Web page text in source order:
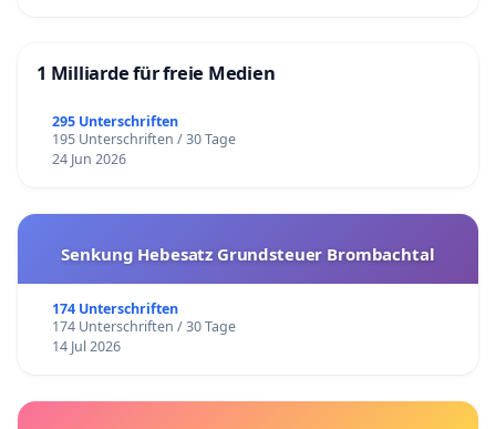
1 Milliarde für freie Medien
295 Unterschriften
195 Unterschriften / 30 Tage
24 Jun 2026
Senkung Hebesatz Grundsteuer Brombachtal
174 Unterschriften
174 Unterschriften / 30 Tage
14 Jul 2026